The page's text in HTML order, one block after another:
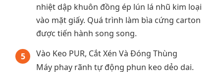
nhiệt dập khuôn đồng ép lún lá nhũ kim loại
vào mặt giấy. Quá trình làm bìa cứng carton
được tiến hành song song.
5
Vào Keo PUR, Cắt Xén Và Đóng Thùng
Máy phay rãnh tự động phun keo dẻo dai.